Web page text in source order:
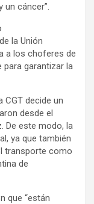
un cáncer”.
la Unión
a los choferes de
para garantizar la
CGT decide un
desde el
De este modo, la
ya que también
transporte como
de
que “están